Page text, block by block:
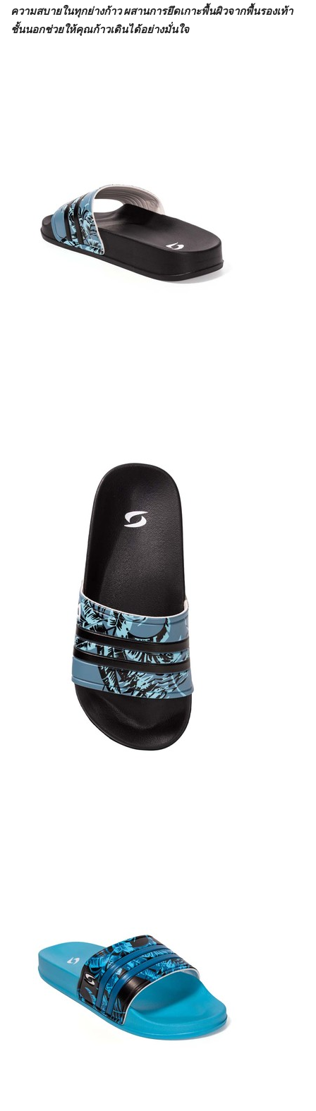
ความสบายในทุกย่างก้าว ผสานการยึดเกาะพื้นผิวจากพื้นรองเท้า
ชั้นนอกช่วยให้คุณก้าวเดินได้อย่างมั่นใจ